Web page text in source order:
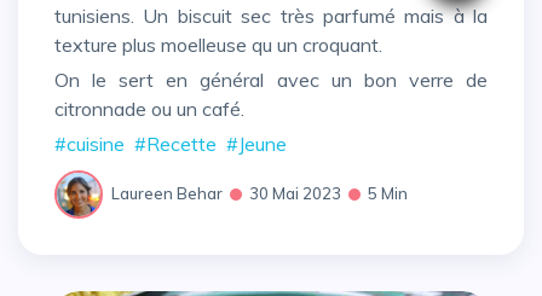
tunisiens. Un biscuit sec très parfumé mais à la
texture plus moelleuse qu un croquant.
On le sert en général avec un bon verre de
citronnade ou un café.
#cuisine #Recette #Jeune
Laureen Behar 30 Mai 2023 5 Min